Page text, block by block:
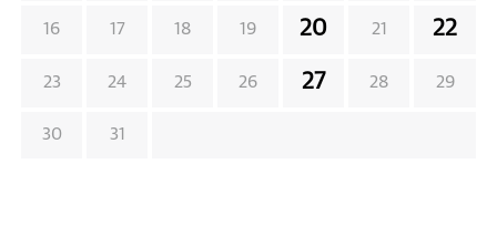
16 17 18 19 20 21 22
23 24 25 26 27 28 29
30 31